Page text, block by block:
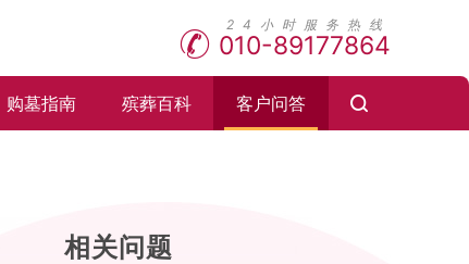
010-89177864
购墓指南 殡葬百科 客户问答
相关问题